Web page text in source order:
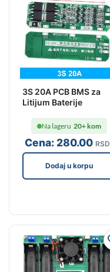
3S 20A PCB BMS za
Litijum Baterije
Cena: 280.00 RSD
Na lageru 20+ kom
Dodaj u korpu